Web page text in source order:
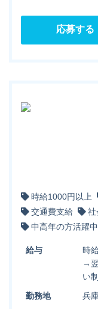
応募する
時給1000円以上
交通費支給
社
中高年の方活躍中
給与
時
→
い
勤務地
兵